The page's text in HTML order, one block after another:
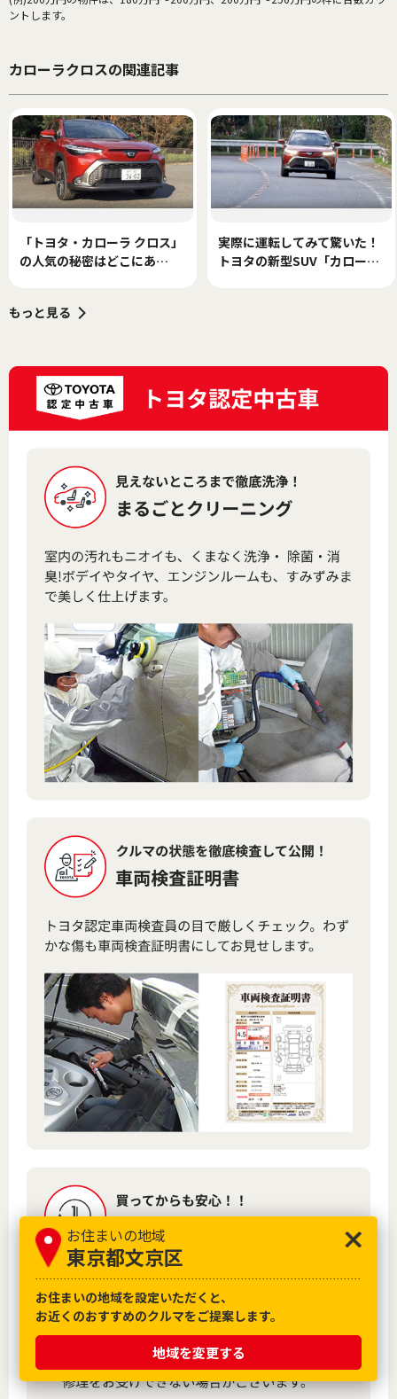
お住まいの地域
東京都文京区
お住まいの地域を設定いただくと、
お近くのおすすめのクルマをご提案します。
地域を変更する
ントします。
カローラクロスの関連記事
「トヨタ・カローラ クロス」
の人気の秘密はどこにあ
ク。
実際に運転してみて驚いた！
トヨタの新型SUV「カローラ
もっと見る